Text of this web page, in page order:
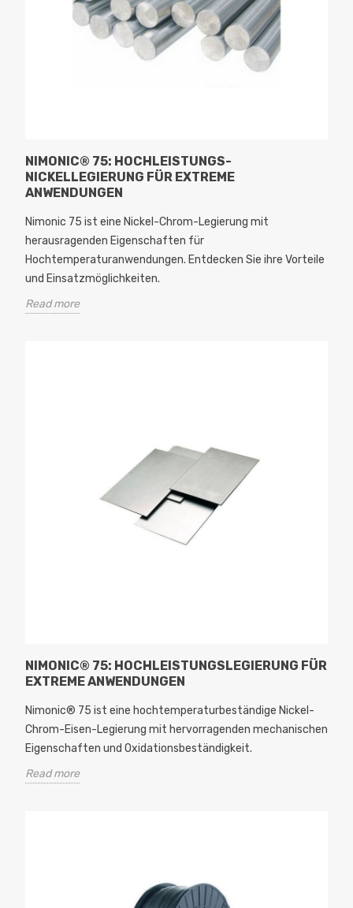
NIMONIC® 75: HOCHLEISTUNGS-
NICKELLEGIERUNG FÜR EXTREME
ANWENDUNGEN
Nimonic 75 ist eine Nickel-Chrom-Legierung mit
herausragenden Eigenschaften für
Hochtemperaturanwendungen. Entdecken Sie ihre Vorteile
und Einsatzmöglichkeiten.
Read more
NIMONIC® 75: HOCHLEISTUNGSLEGIERUNG FÜR
EXTREME ANWENDUNGEN
Nimonic® 75 ist eine hochtemperaturbeständige Nickel-
Chrom-Eisen-Legierung mit hervorragenden mechanischen
Eigenschaften und Oxidationsbeständigkeit.
Read more